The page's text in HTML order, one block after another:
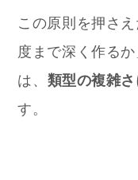
この原則を押さ
度まで深く作る
は、 類型の複雑
す。